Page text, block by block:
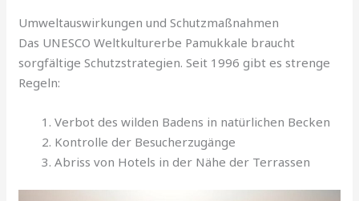
Umweltauswirkungen und Schutzmaßnahmen
Das UNESCO Weltkulturerbe Pamukkale braucht
sorgfältige Schutzstrategien. Seit 1996 gibt es strenge
Regeln:
Verbot des wilden Badens in natürlichen Becken
Kontrolle der Besucherzugänge
Abriss von Hotels in der Nähe der Terrassen